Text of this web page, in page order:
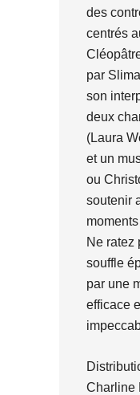
des
centrés
par
son
deux
(Laura
et un
ou
soutenir
Ne ratez
souffle
par une
efficace
Charline